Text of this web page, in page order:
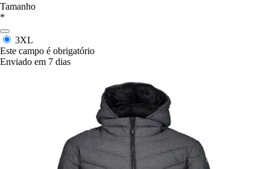
Tamanho
*
3XL
Este campo é obrigatório
Enviado em 7 dias